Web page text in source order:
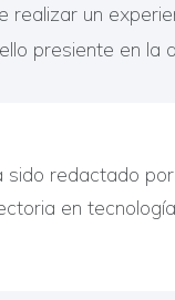
realizar un
presiente en la
sido redactado
en